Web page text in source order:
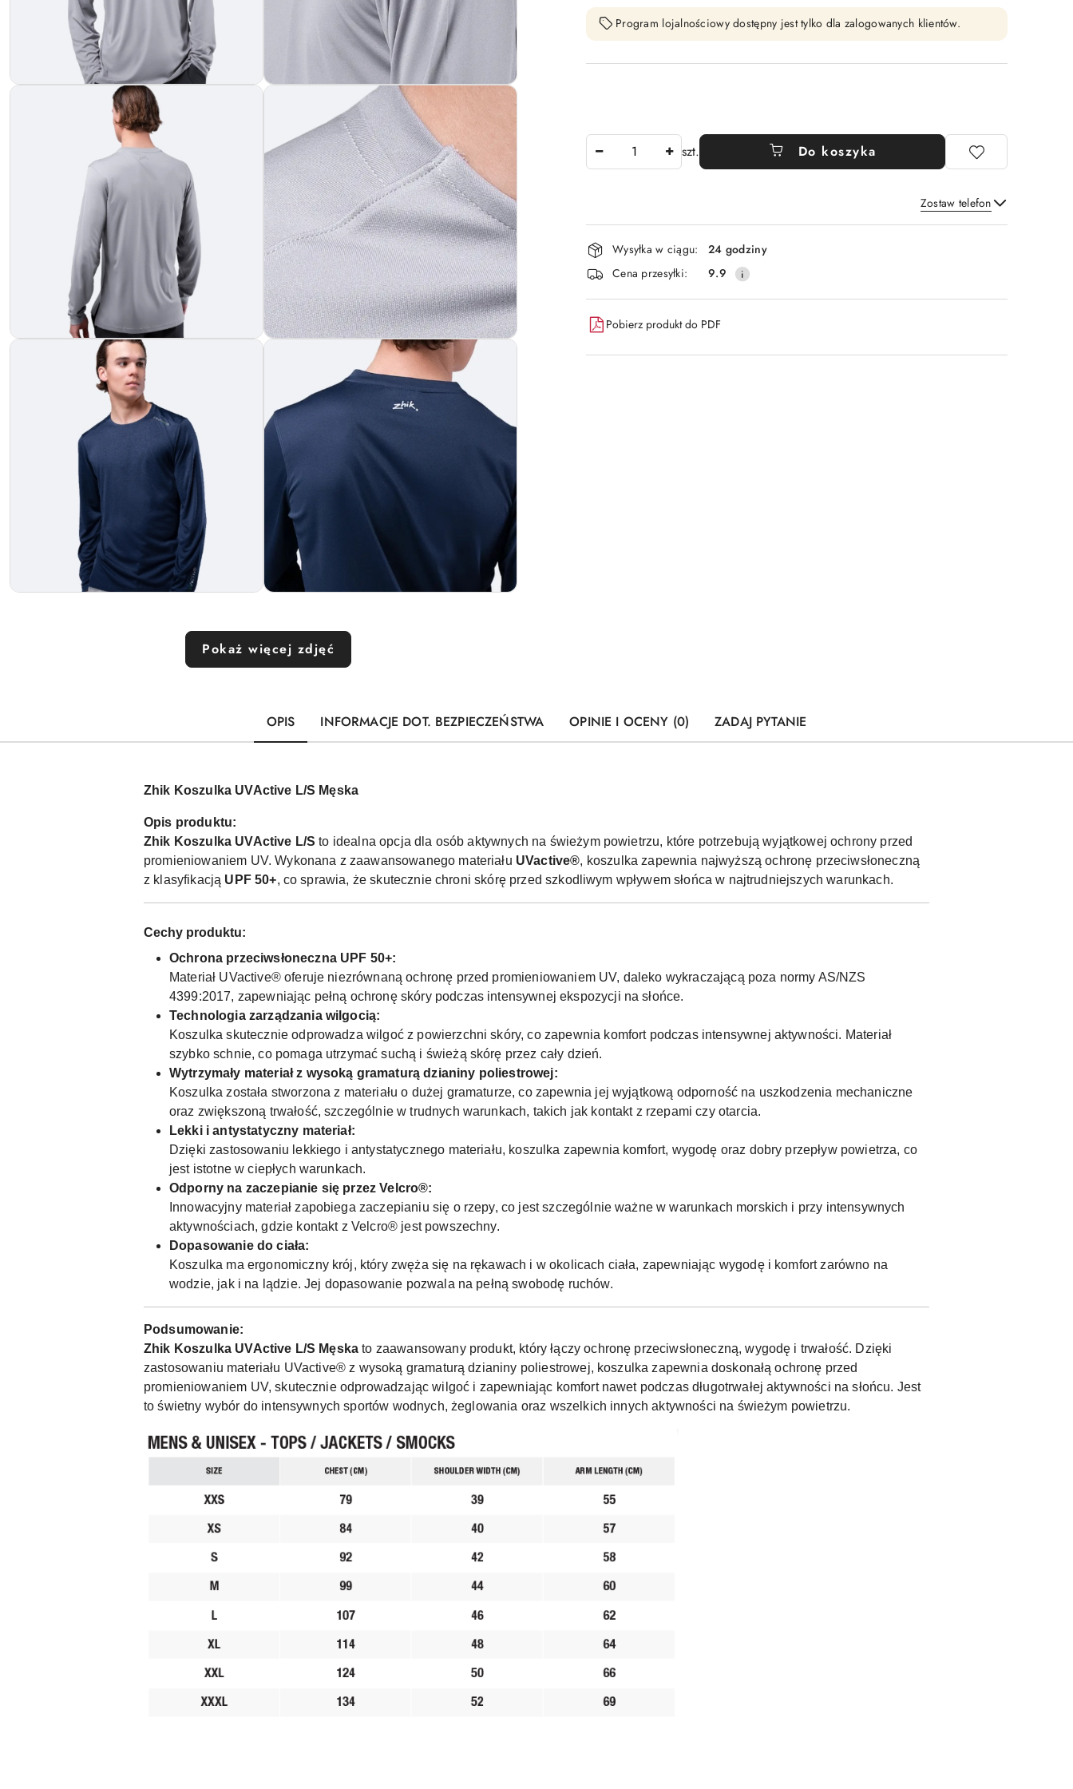
Pokaż więcej zdjęć
Program lojalnościowy dostępny jest tylko dla zalogowanych klientów.
szt. Do koszyka
Zostaw telefon
Wyślij
Dostępność
i
dostawa
Wysyłka w ciągu:
24 godziny
Cena przesyłki:
9.9
Pobierz produkt do PDF
OPIS INFORMACJE DOT. BEZPIECZEŃSTWA OPINIE I OCENY (0) ZADAJ PYTANIE
Zhik Koszulka UVActive L/S Męska
Opis produktu:
Zhik Koszulka UVActive L/S to idealna opcja dla osób aktywnych na świeżym powietrzu, które potrzebują wyjątkowej ochrony przed
promieniowaniem UV. Wykonana z zaawansowanego materiału UVactive®, koszulka zapewnia najwyższą ochronę przeciwsłoneczną
z klasyfikacją UPF 50+, co sprawia, że skutecznie chroni skórę przed szkodliwym wpływem słońca w najtrudniejszych warunkach.
Cechy produktu:
Ochrona przeciwsłoneczna UPF 50+:
Materiał UVactive® oferuje niezrównaną ochronę przed promieniowaniem UV, daleko wykraczającą poza normy AS/NZS
4399:2017, zapewniając pełną ochronę skóry podczas intensywnej ekspozycji na słońce.
Technologia zarządzania wilgocią:
Koszulka skutecznie odprowadza wilgoć z powierzchni skóry, co zapewnia komfort podczas intensywnej aktywności. Materiał
szybko schnie, co pomaga utrzymać suchą i świeżą skórę przez cały dzień.
Wytrzymały materiał z wysoką gramaturą dzianiny poliestrowej:
Koszulka została stworzona z materiału o dużej gramaturze, co zapewnia jej wyjątkową odporność na uszkodzenia mechaniczne
oraz zwiększoną trwałość, szczególnie w trudnych warunkach, takich jak kontakt z rzepami czy otarcia.
Lekki i antystatyczny materiał:
Dzięki zastosowaniu lekkiego i antystatycznego materiału, koszulka zapewnia komfort, wygodę oraz dobry przepływ powietrza, co
jest istotne w ciepłych warunkach.
Odporny na zaczepianie się przez Velcro®:
Innowacyjny materiał zapobiega zaczepianiu się o rzepy, co jest szczególnie ważne w warunkach morskich i przy intensywnych
aktywnościach, gdzie kontakt z Velcro® jest powszechny.
Dopasowanie do ciała:
Koszulka ma ergonomiczny krój, który zwęża się na rękawach i w okolicach ciała, zapewniając wygodę i komfort zarówno na
wodzie, jak i na lądzie. Jej dopasowanie pozwala na pełną swobodę ruchów.
Podsumowanie:
Zhik Koszulka UVActive L/S Męska to zaawansowany produkt, który łączy ochronę przeciwsłoneczną, wygodę i trwałość. Dzięki
zastosowaniu materiału UVactive® z wysoką gramaturą dzianiny poliestrowej, koszulka zapewnia doskonałą ochronę przed
promieniowaniem UV, skutecznie odprowadzając wilgoć i zapewniając komfort nawet podczas długotrwałej aktywności na słońcu. Jest
to świetny wybór do intensywnych sportów wodnych, żeglowania oraz wszelkich innych aktywności na świeżym powietrzu.